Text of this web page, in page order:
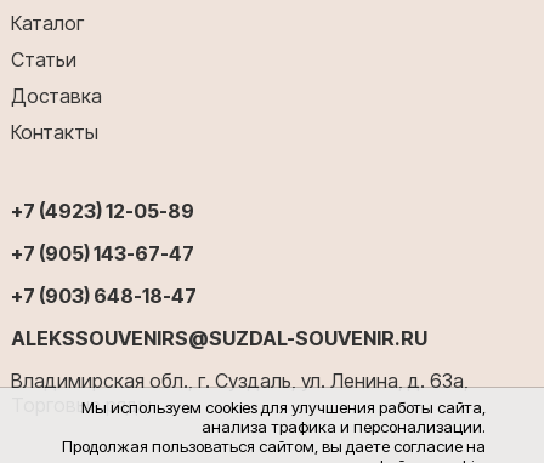
Мы используем cookies для улучшения работы сайта,
анализа трафика и персонализации.
Продолжая пользоваться сайтом, вы даете согласие на
Каталог
Статьи
Доставка
Контакты
+7 (4923) 12-05-89
+7 (905) 143-67-47
+7 (903) 648-18-47
ALEKSSOUVENIRS@SUZDAL-SOUVENIR.RU
Владимирская обл., г. Суздаль, ул. Ленина, д. 63а,
Торговые ряды